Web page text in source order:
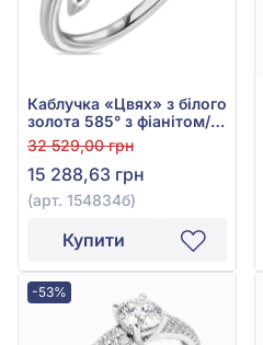
Каблучка «Цвях» з білого
золота 585° з фіанітом/
куб.цирконієм, арт.
154834б
32 529,00 грн
15 288,63 грн
(арт. 154834б)
Купити
-53%